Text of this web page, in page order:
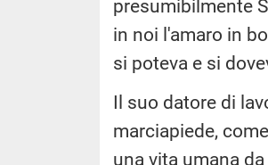
presumibilmente
in noi l'amaro in
si poteva e si
Il suo datore di
marciapiede,
una vita umana